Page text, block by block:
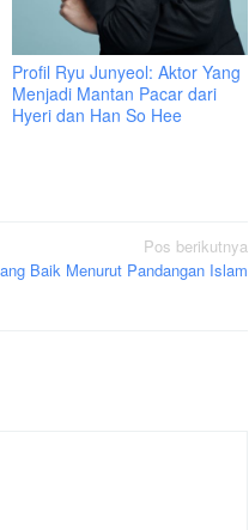
Profil Ryu Junyeol: Aktor Yang
Menjadi Mantan Pacar dari
Hyeri dan Han So Hee
Pos berikutnya
Baik Menurut Pandangan Islam